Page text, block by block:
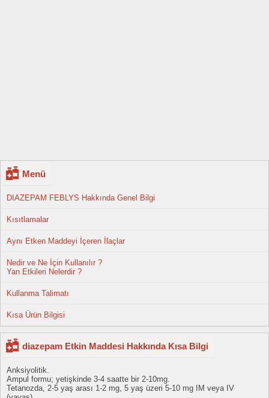
Menü
DIAZEPAM FEBLYS Hakkında Genel Bilgi
Kısıtlamalar
Aynı Etken Maddeyi İçeren İlaçlar
Nedir ve Ne İçin Kullanılır ?
Yan Etkileri Nelerdir ?
Kullanma Talimatı
Kısa Ürün Bilgisi
diazepam Etkin Maddesi Hakkında Kısa Bilgi
Anksiyolitik.
Ampul formu; yetişkinde 3-4 saatte bir 2-10mg.
Tetanozda, 2-5 yaş arası 1-2 mg, 5 yaş üzeri 5-10 mg IM veya IV